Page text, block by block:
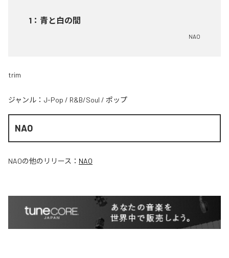
1 ： 青と白の間
NAO
trim
ジャンル： J-Pop / R&B/Soul / ポップ
NAO
NAOの他のリリース： NAO